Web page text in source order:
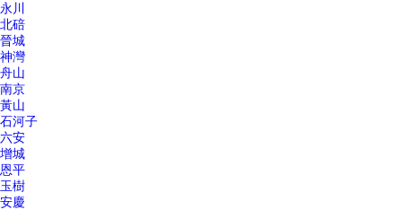
永川
北碚
晉城
神灣
舟山
南京
黃山
石河子
六安
增城
恩平
玉樹
安慶